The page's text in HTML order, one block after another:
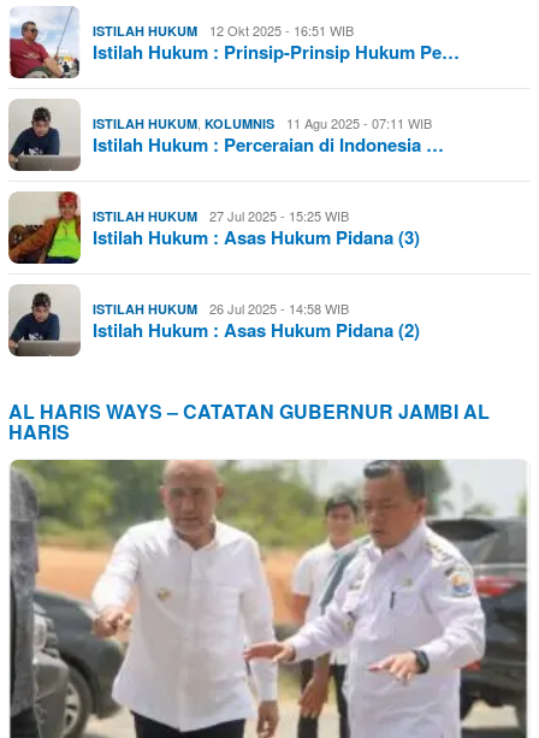
ISTILAH HUKUM 12 Okt 2025 - 16:51 WIB
Istilah Hukum : Prinsip-Prinsip Hukum Pe…
ISTILAH HUKUM KOLUMNIS 11 Agu 2025 - 07:11 WIB
Istilah Hukum : Perceraian di Indonesia …
ISTILAH HUKUM 27 Jul 2025 - 15:25 WIB
Istilah Hukum : Asas Hukum Pidana (3)
ISTILAH HUKUM 26 Jul 2025 - 14:58 WIB
Istilah Hukum : Asas Hukum Pidana (2)
AL HARIS WAYS – CATATAN GUBERNUR JAMBI AL
HARIS